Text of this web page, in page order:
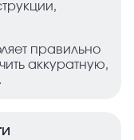
правильно
аккуратную,